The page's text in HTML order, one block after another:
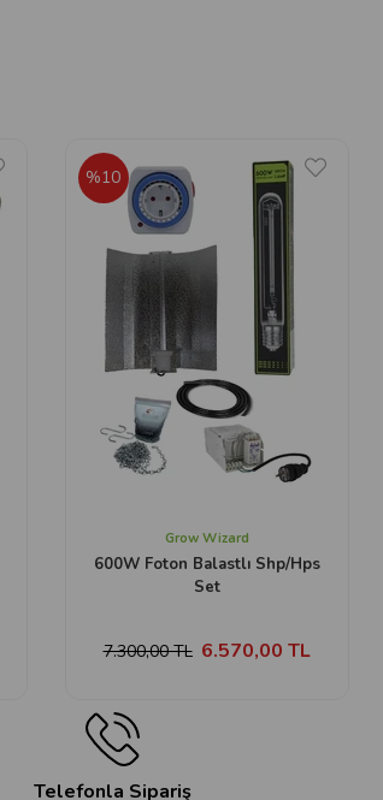
Grow Wizard
600W Foton Balastlı Shp/Hps
Set
6.570,00 TL
7.300,00 TL
%10
Telefonla Sipariş